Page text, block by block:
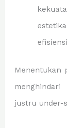
estetika
Menentukan
justru under-